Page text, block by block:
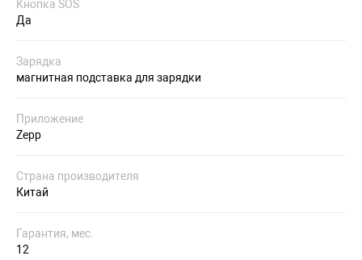
Кнопка SOS
Да
Зарядка
магнитная подставка для зарядки
Приложение
Zepp
Страна производителя
Китай
Гарантия, мес.
12